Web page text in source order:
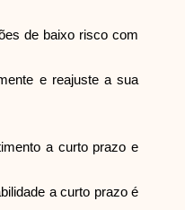
de baixo risco com
e reajuste a sua
a curto prazo e
a curto prazo é